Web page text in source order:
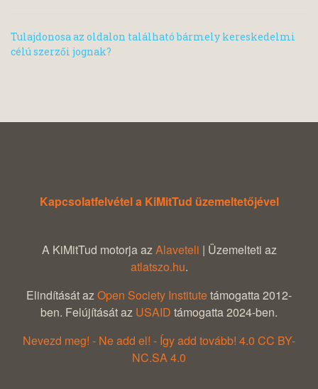
Tulajdonosa az oldalon található bármely kereskedelmi
célú szerzői jognak?
Kapcsolatfelvétel a KiMitTud üzemeltetőjével
A KiMitTud motorja azAlaveteli | Üzemelteti az
atlatszo.hu.
Elindítását azOpen Society Institutetámogatta 2012-
ben. Felújítását az USAID támogatta 2024-ben.
Nevezd meg! - Ne add el! - Így add tovább! 4.0 CC BY-
NC.SA 4.0